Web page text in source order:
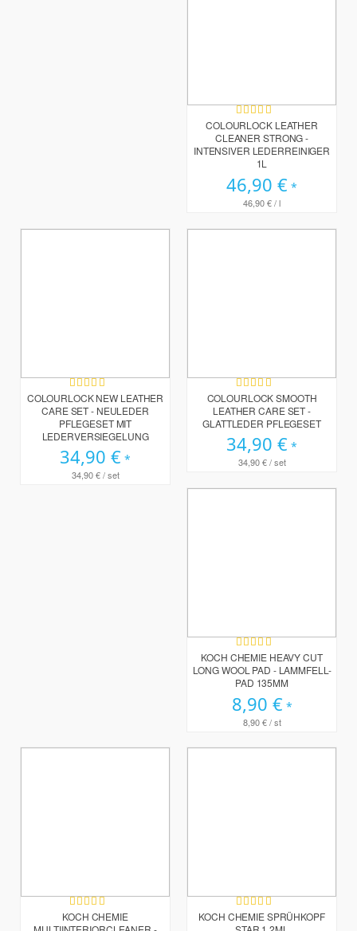
Bewertung:
100%
COLOURLOCK LEATHER
CLEANER STRONG -
INTENSIVER LEDERREINIGER
1L
46,90 €
46,90 €/ l
Bewertung:
100%
COLOURLOCK NEW LEATHER
CARE SET - NEULEDER
PFLEGESET MIT
LEDERVERSIEGELUNG
34,90 €
34,90 €/ set
Bewertung:
98%
COLOURLOCK SMOOTH
LEATHER CARE SET -
GLATTLEDER PFLEGESET
34,90 €
34,90 €/ set
Bewertung:
100%
KOCH CHEMIE HEAVY CUT
LONG WOOL PAD - LAMMFELL-
PAD 135MM
8,90 €
8,90 €/ st
Bewertung:
98%
KOCH CHEMIE
Bewertung:
91%
KOCH CHEMIE SPRÜHKOPF